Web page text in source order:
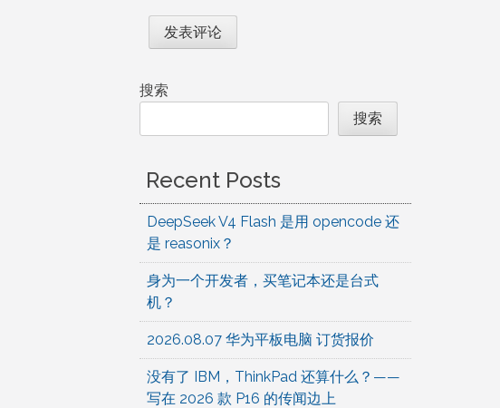
搜索
搜索
Recent Posts
DeepSeek V4 Flash 是用 opencode 还
是 reasonix？
身为一个开发者，买笔记本还是台式
机？
2026.08.07 华为平板电脑 订货报价
没有了 IBM，ThinkPad 还算什么？——
写在 2026 款 P16 的传闻边上